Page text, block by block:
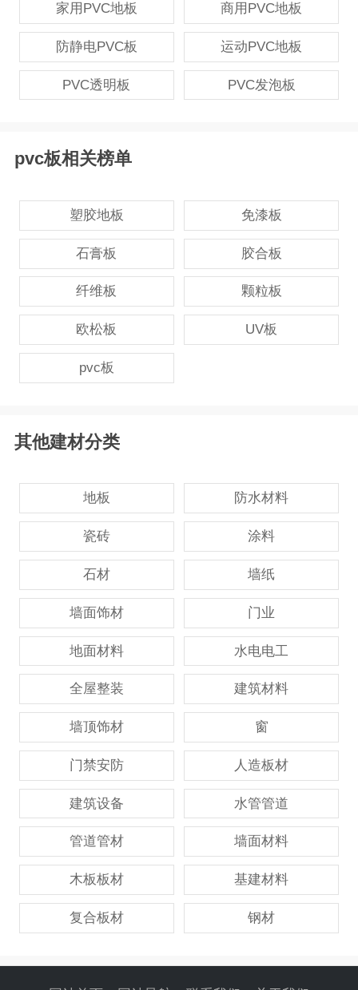
家用PVC地板 商用PVC地板
防静电PVC板 运动PVC地板
PVC透明板 PVC发泡板
pvc板相关榜单
塑胶地板 免漆板
石膏板 胶合板
纤维板 颗粒板
欧松板 UV板
pvc板
其他建材分类
地板 防水材料
瓷砖 涂料
石材 墙纸
墙面饰材 门业
地面材料 水电电工
全屋整装 建筑材料
墙顶饰材 窗
门禁安防 人造板材
建筑设备 水管管道
管道管材 墙面材料
木板板材 基建材料
复合板材 钢材